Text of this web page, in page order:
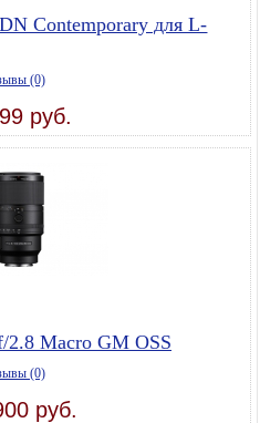
Contemporary для L-
(0)
руб.
2.8 Macro GM OSS
(0)
руб.